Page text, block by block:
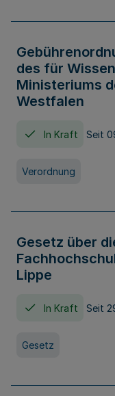
des für
Ministeriums
Westfalen
In Kraft Seit
Verordnung
Gesetz über
Lippe
In Kraft Seit
Gesetz